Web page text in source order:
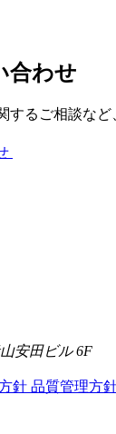
合わせ
するご相談など
安田ビル 6F
針 品質管理方